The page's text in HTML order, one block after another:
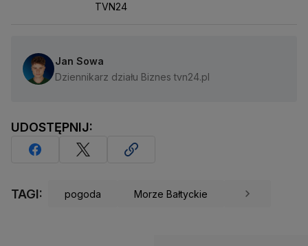
TVN24
Jan Sowa
Dziennikarz działu Biznes tvn24.pl
UDOSTĘPNIJ:
TAGI: pogoda Morze Bałtyckie